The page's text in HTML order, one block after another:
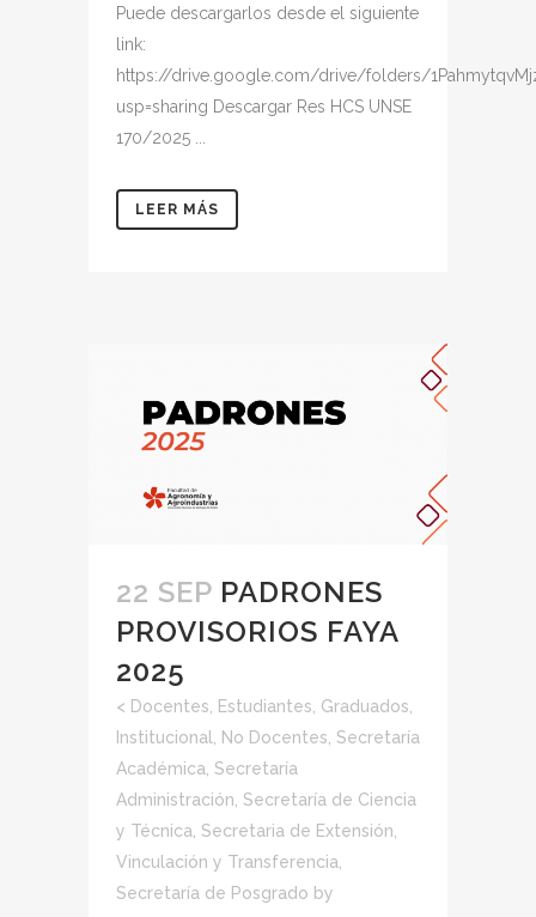
Puede descargarlos desde el siguiente
link:
https://drive.google.com/drive/folders/
usp=sharing Descargar Res HCS UNSE
170/2025 ...
LEER MÁS
22 SEP PADRONES
PROVISORIOS FAYA
2025
< Docentes, Estudiantes, Graduados,
Institucional, No Docentes, Secretaría
Académica, Secretaría
Administración, Secretaría de Ciencia
y Técnica, Secretaria de Extensión,
Vinculación y Transferencia,
Secretaría de Posgrado by